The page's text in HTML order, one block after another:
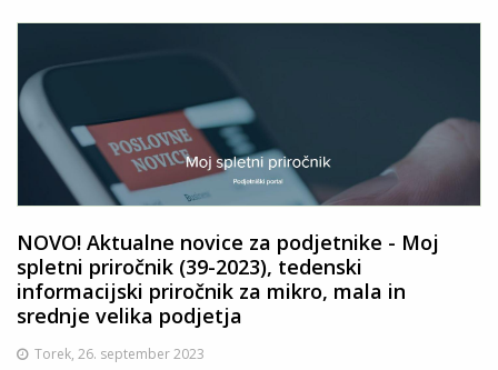
NOVO! Aktualne novice za podjetnike - Moj
spletni priročnik (39-2023), tedenski
informacijski priročnik za mikro, mala in
srednje velika podjetja
Torek, 26. september 2023